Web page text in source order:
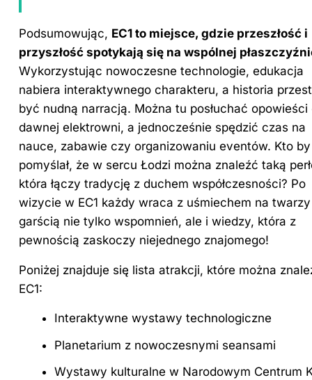
Podsumowując, EC1 to miejsce, gdzie przeszłość i
przyszłość spotykają się na wspólnej
Wykorzystując nowoczesne technologie, edukacja
nabiera interaktywnego charakteru, a historia
być nudną narracją. Można tu posłuchać opowieści
dawnej elektrowni, a jednocześnie spędzić czas na
nauce, zabawie czy organizowaniu eventów. Kto by
pomyślał, że w sercu Łodzi można znaleźć taką
która łączy tradycję z duchem współczesności? Po
wizycie w EC1 każdy wraca z uśmiechem na
garścią nie tylko wspomnień, ale i wiedzy, która z
pewnością zaskoczy niejednego znajomego!
Poniżej znajduje się lista atrakcji, które można
EC1:
Interaktywne wystawy technologiczne
Planetarium z nowoczesnymi seansami
Wystawy kulturalne w Narodowym Centrum